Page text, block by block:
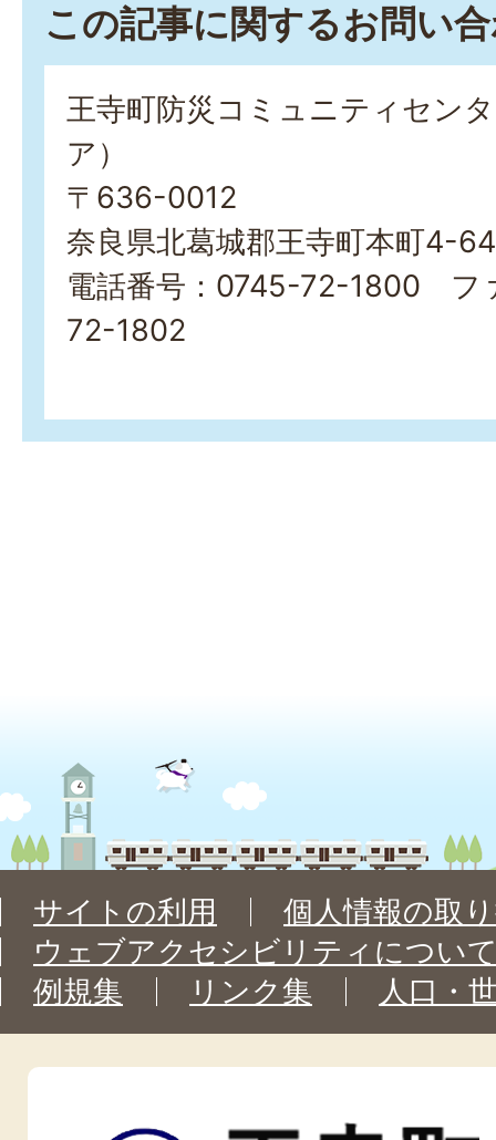
この記事に関するお問い
王寺町防災コミュニティセン
ア）
〒636-0012
奈良県北葛城郡王寺町本町4-
電話番号：0745-72-1800 フ
72-1802
サイトの利用
個人情報の取
ウェブアクセシビリティについ
例規集
リンク集 人口・